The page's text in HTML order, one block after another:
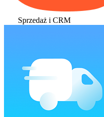
Sprzedaż i CRM